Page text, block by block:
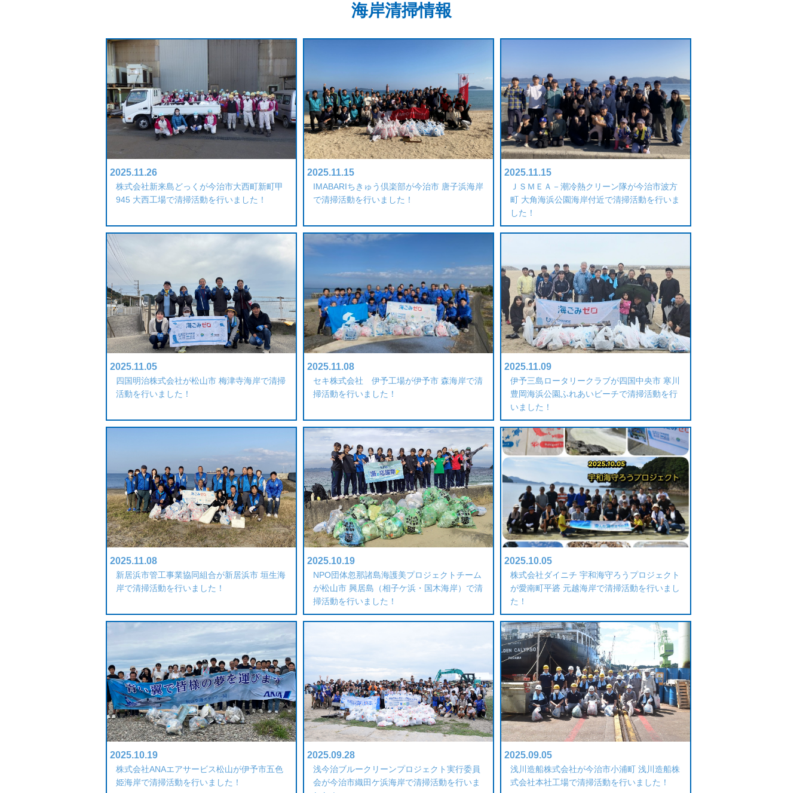
海岸清掃情報
2025.11.26
株式会社新来島どっくが今治市大西町新町甲
945 大西工場で清掃活動を行いました！
2025.11.15
IMABARIちきゅう倶楽部が今治市 唐子浜海岸
で清掃活動を行いました！
2025.11.15
ＪＳＭＥＡ－潮冷熱クリーン隊が今治市波方
町 大角海浜公園海岸付近で清掃活動を行いま
した！
2025.11.05
四国明治株式会社が松山市 梅津寺海岸で清掃
活動を行いました！
2025.11.08
セキ株式会社 伊予工場が伊予市 森海岸で清
掃活動を行いました！
2025.11.09
伊予三島ロータリークラブが四国中央市 寒川
豊岡海浜公園ふれあいビーチで清掃活動を行
いました！
2025.11.08
新居浜市管工事業協同組合が新居浜市 垣生海
岸で清掃活動を行いました！
2025.10.19
NPO団体忽那諸島海護美プロジェクトチーム
が松山市 興居島（相子ケ浜・国木海岸）で清
掃活動を行いました！
2025.10.05
株式会社ダイニチ 宇和海守ろうプロジェクト
が愛南町平碆 元越海岸で清掃活動を行いまし
た！
2025.10.19
株式会社ANAエアサービス松山が伊予市五色
姫海岸で清掃活動を行いました！
2025.09.28
浅今治ブルークリーンプロジェクト実行委員
会が今治市織田ケ浜海岸で清掃活動を行いま
2025.09.05
浅川造船株式会社が今治市小浦町 浅川造船株
式会社本社工場で清掃活動を行いました！